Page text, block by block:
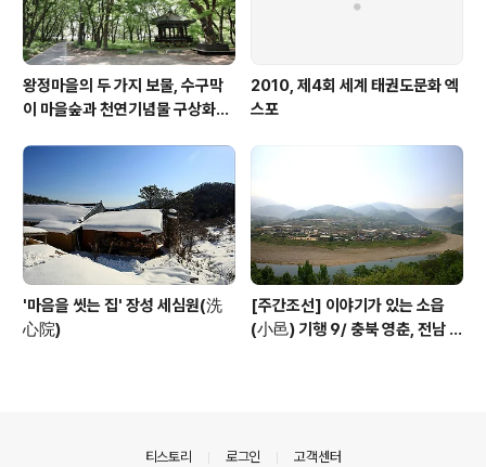
왕정마을의 두 가지 보물, 수구막
이 마을숲과 천연기념물 구상화강
2010, 제4회 세계 태권도문화 엑
스포
'마음을 씻는 집' 장성 세심원(洗
心院)
[주간조선] 이야기가 있는 소읍
(小邑) 기행 9/ 충북 영춘, 전남 곡
티스토리 로그인 고객센터